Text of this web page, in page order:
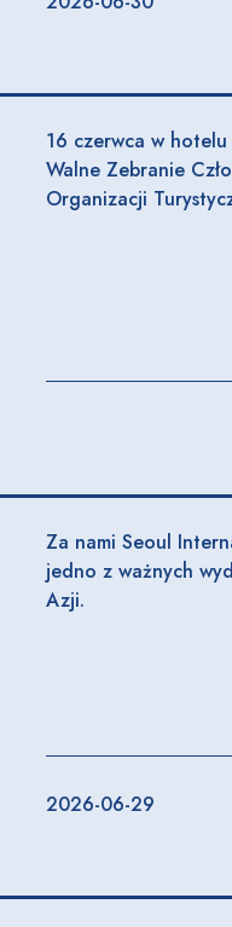
16 czerwca w
Walne Zebranie
Organizacji
Za nami Seoul
jedno z ważnych
Azji.
2026-06-29